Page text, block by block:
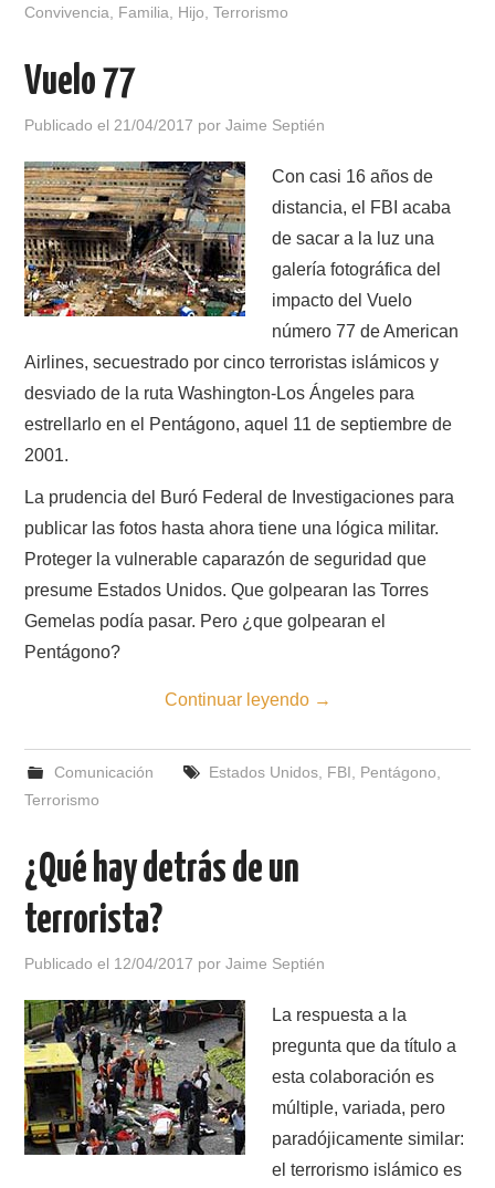
Convivencia
Familia Hijo ,Terrorismo
Vuelo 77
Publicado el 21/04/2017 porJaime Septién
Con casi 16 años de
distancia, el FBI acaba
de sacar a la luz una
galería fotográfica del
impacto del Vuelo
número 77 de American
Airlines, secuestrado por cinco terroristas islámicos y
desviado de la ruta Washington-Los Ángeles para
estrellarlo en el Pentágono, aquel 11 de septiembre de
2001.
La prudencia del Buró Federal de Investigaciones para
publicar las fotos hasta ahora tiene una lógica militar.
Proteger la vulnerable caparazón de seguridad que
presume Estados Unidos. Que golpearan las Torres
Gemelas podía pasar. Pero ¿que golpearan el
Pentágono?
Continuar leyendo →
Comunicación Estados Unidos, FBI Pentágono
Terrorismo
¿Qué hay detrás de un
terrorista?
Publicado el 12/04/2017 porJaime Septién
La respuesta a la
pregunta que da título a
esta colaboración es
múltiple, variada, pero
paradójicamente similar:
el terrorismo islámico es